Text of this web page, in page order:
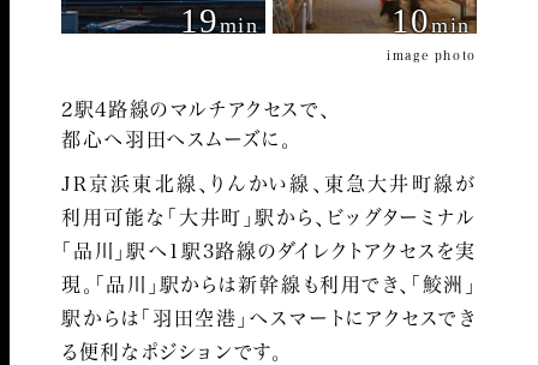
19min 10min
image photo
2駅4路線のマルチアクセスで、
都心へ羽田へスムーズに。
JR京浜東北線、りんかい線、東急大井町線が
利用可能な「大井町」駅から、ビッグターミナル
「品川」駅へ1駅3路線のダイレクトアクセスを実
現。「品川」駅からは新幹線も利用でき、「鮫洲」
駅からは「羽田空港」へスマートにアクセスでき
る便利なポジションです。